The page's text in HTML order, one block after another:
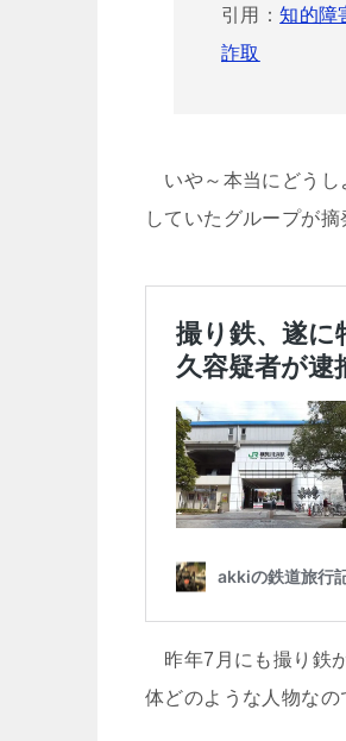
引用：知的障
詐取
いや～本当にどうし
していたグループが
昨年7月にも撮り鉄
体どのような人物なの